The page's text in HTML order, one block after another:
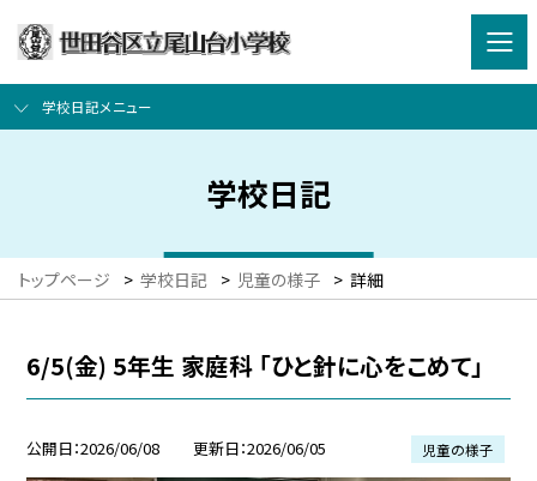
学校日記メニュー
学校日記
トップページ > 学校日記 > 児童の様子 > 詳細
6/5(金) 5年生 家庭科 「ひと針に心をこめて」
公開日 2026/06/08 更新日 2026/06/05 児童の様子